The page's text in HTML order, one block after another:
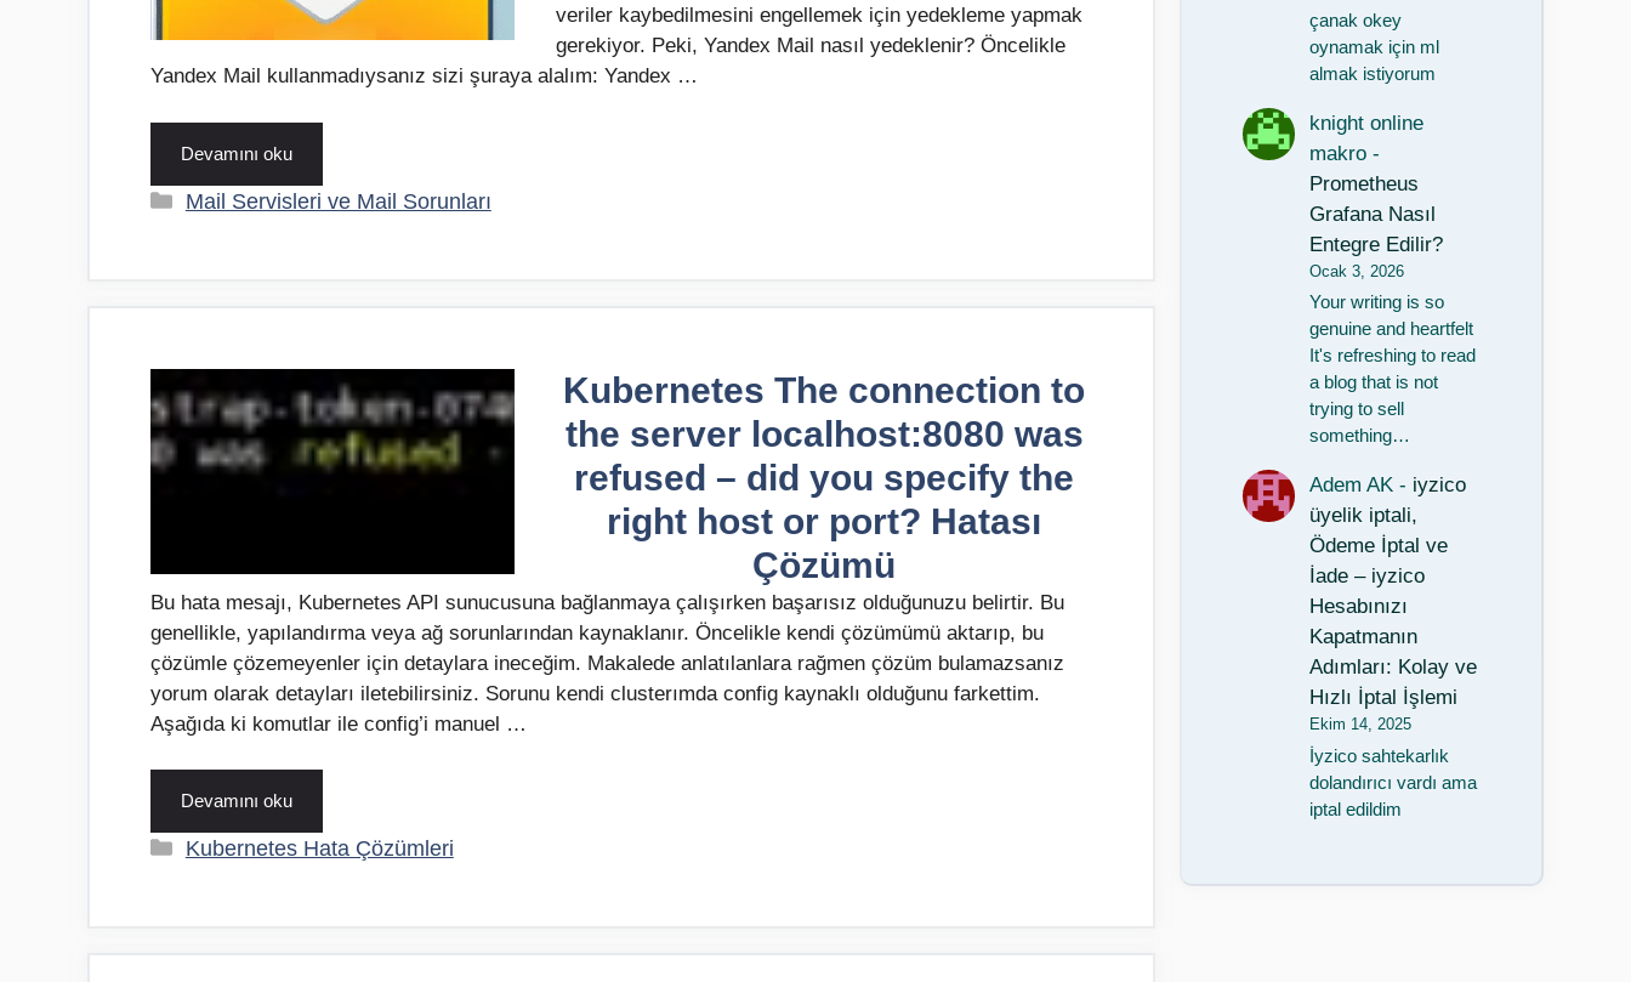
veriler kaybedilmesini engellemek için yedekleme yapmak
gerekiyor. Peki, Yandex Mail nasıl yedeklenir? Öncelikle
Yandex Mail kullanmadıysanız sizi şuraya alalım: Yandex …
Devamını oku
Kategoriler
Mail Servisleri ve Mail Sorunları
Kubernetes The connection to
the server localhost:8080 was
refused – did you specify the
right host or port? Hatası
Çözümü
Bu hata mesajı, Kubernetes API sunucusuna bağlanmaya çalışırken başarısız olduğunuzu belirtir. Bu
genellikle, yapılandırma veya ağ sorunlarından kaynaklanır. Öncelikle kendi çözümümü aktarıp, bu
çözümle çözemeyenler için detaylara ineceğim. Makalede anlatılanlara rağmen çözüm bulamazsanız
yorum olarak detayları iletebilirsiniz. Sorunu kendi clusterımda config kaynaklı olduğunu farkettim.
Aşağıda ki komutlar ile config’i manuel …
Devamını oku
Kategoriler
Kubernetes Hata Çözümleri
çanak okey
oynamak için ml
almak istiyorum
knight online
makro -
Prometheus
Grafana Nasıl
Entegre Edilir?
Ocak 3, 2026
Your writing is so
genuine and heartfelt
It's refreshing to read
a blog that is not
trying to sell
something…
Adem AK - iyzico
üyelik iptali,
Ödeme İptal ve
İade – iyzico
Hesabınızı
Kapatmanın
Adımları: Kolay ve
Hızlı İptal İşlemi
Ekim 14, 2025
İyzico sahtekarlık
dolandırıcı vardı ama
iptal edildim